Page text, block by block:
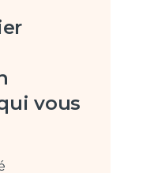
vous